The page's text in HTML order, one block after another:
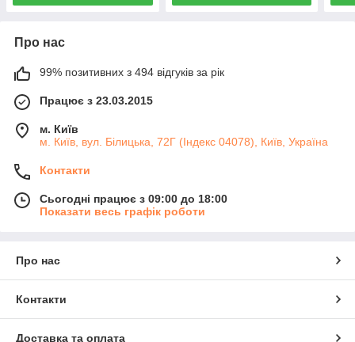
Про нас
99% позитивних з 494 відгуків за рік
Працює з 23.03.2015
м. Київ
м. Київ, вул. Білицька, 72Г (Індекс 04078), Київ, Україна
Контакти
Сьогодні працює з 09:00 до 18:00
Показати весь графік роботи
Про нас
Контакти
Доставка та оплата